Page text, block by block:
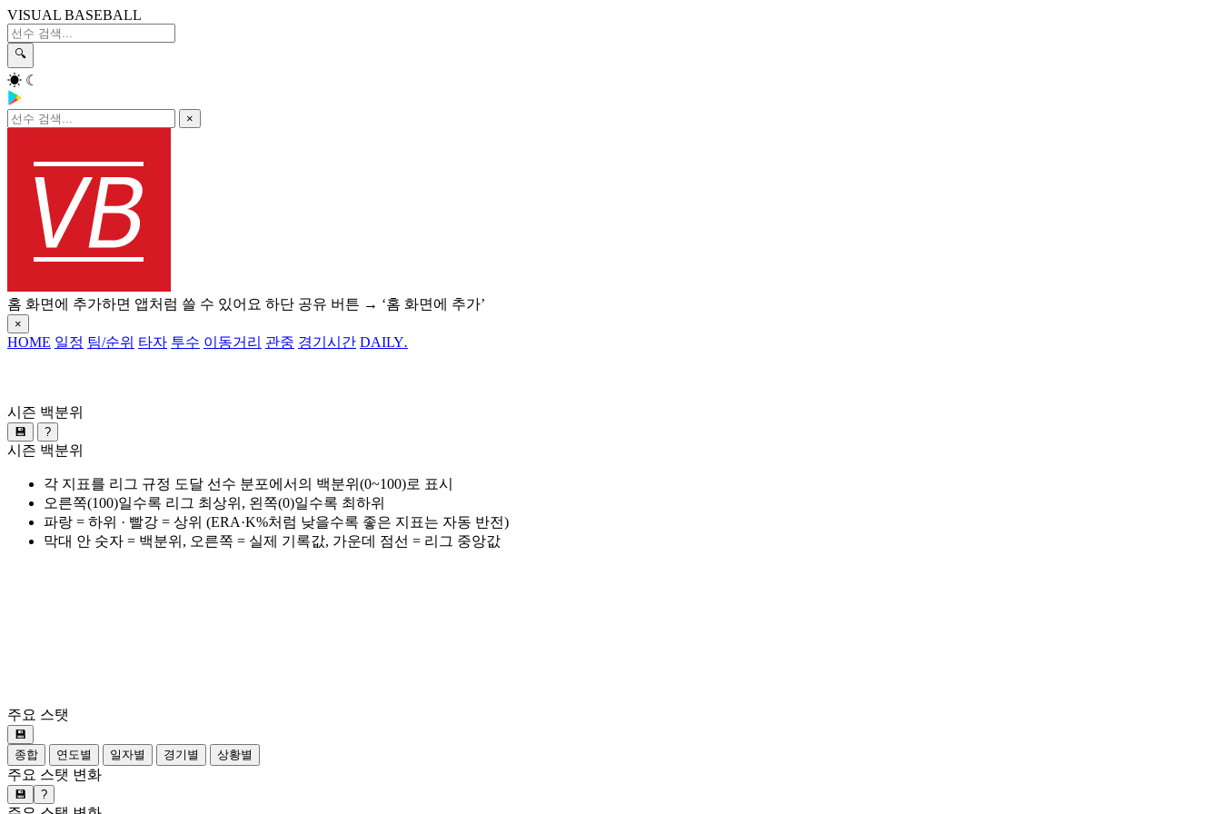
VISUAL BASEBALL
🔍
☀ ☾
×
홈 화면에 추가하면 앱처럼 쓸 수 있어요 하단 공유 버튼 → ‘홈 화면에 추가’
×
HOME 일정 팀/순위 타자 투수 이동거리 관중 경기시간 DAILY.
시즌 백분위
💾 ?
시즌 백분위
각 지표를 리그 규정 도달 선수 분포에서의 백분위(0~100)로 표시
오른쪽(100)일수록 리그 최상위, 왼쪽(0)일수록 최하위
파랑 = 하위 · 빨강 = 상위 (ERA·K%처럼 낮을수록 좋은 지표는 자동 반전)
막대 안 숫자 = 백분위, 오른쪽 = 실제 기록값, 가운데 점선 = 리그 중앙값
주요 스탯
💾
종합
연도별 일자별 경기별 상황별
주요 스탯 변화
💾 ?